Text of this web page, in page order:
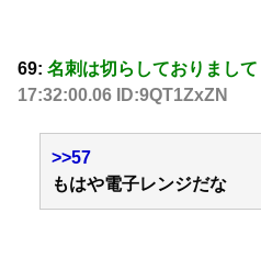
69: 名刺は切らしておりまして
17:32:00.06 ID:9QT1ZxZN
>>57
もはや電子レンジだな